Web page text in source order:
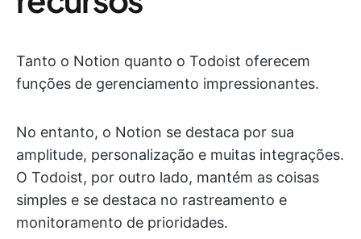
Tanto o Notion quanto o Todoist oferecem
funções de gerenciamento impressionantes.
No entanto, o Notion se destaca por sua
amplitude, personalização e muitas integrações.
O Todoist, por outro lado, mantém as coisas
simples e se destaca no rastreamento e
monitoramento de prioridades.